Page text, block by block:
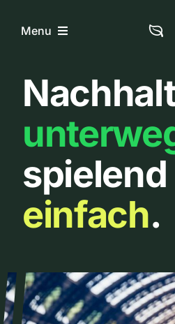
InhaltMenu
Home
Über uns
Urbanlist
spielend
einfach.